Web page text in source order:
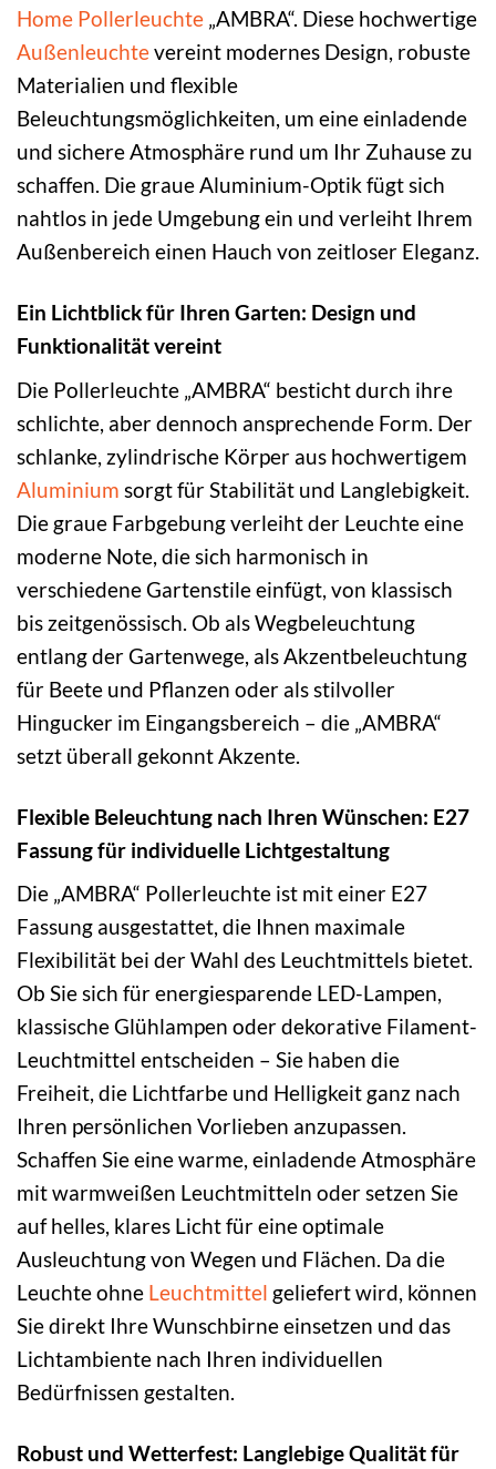
Home Pollerleuchte „AMBRA“. Diese hochwertige
Außenleuchtevereint modernes Design, robuste
Materialien und flexible
Beleuchtungsmöglichkeiten, um eine einladende
und sichere Atmosphäre rund um Ihr Zuhause zu
schaffen. Die graue Aluminium-Optik fügt sich
nahtlos in jede Umgebung ein und verleiht Ihrem
Außenbereich einen Hauch von zeitloser Eleganz.
Ein Lichtblick für Ihren Garten: Design und
Funktionalität vereint
Die Pollerleuchte „AMBRA“ besticht durch ihre
schlichte, aber dennoch ansprechende Form. Der
schlanke, zylindrische Körper aus hochwertigem
Aluminium sorgt für Stabilität und Langlebigkeit.
Die graue Farbgebung verleiht der Leuchte eine
moderne Note, die sich harmonisch in
verschiedene Gartenstile einfügt, von klassisch
bis zeitgenössisch. Ob als Wegbeleuchtung
entlang der Gartenwege, als Akzentbeleuchtung
für Beete und Pflanzen oder als stilvoller
Hingucker im Eingangsbereich – die „AMBRA“
setzt überall gekonnt Akzente.
Flexible Beleuchtung nach Ihren Wünschen: E27
Fassung für individuelle Lichtgestaltung
Die „AMBRA“ Pollerleuchte ist mit einer E27
Fassung ausgestattet, die Ihnen maximale
Flexibilität bei der Wahl des Leuchtmittels bietet.
Ob Sie sich für energiesparende LED-Lampen,
klassische Glühlampen oder dekorative Filament-
Leuchtmittel entscheiden – Sie haben die
Freiheit, die Lichtfarbe und Helligkeit ganz nach
Ihren persönlichen Vorlieben anzupassen.
Schaffen Sie eine warme, einladende Atmosphäre
mit warmweißen Leuchtmitteln oder setzen Sie
auf helles, klares Licht für eine optimale
Ausleuchtung von Wegen und Flächen. Da die
Leuchte ohne Leuchtmittel geliefert wird, können
Sie direkt Ihre Wunschbirne einsetzen und das
Lichtambiente nach Ihren individuellen
Bedürfnissen gestalten.
Robust und Wetterfest: Langlebige Qualität für